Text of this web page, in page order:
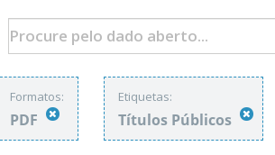
Formatos:
PDF
Etiquetas:
Títulos Públicos